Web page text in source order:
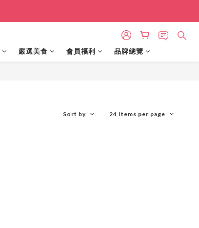
嚴選美食 會員福利 品牌總覽
Sort by 24 Items per page